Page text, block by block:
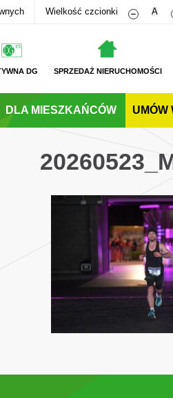
Wielkość czcionki A
DG SPRZEDAŻ NIERUCHOMOŚCI
DLA MIESZKAŃCÓW UMÓW